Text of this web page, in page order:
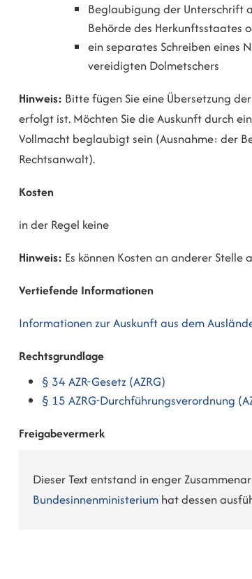
Beglaubigung der Unterschrift
Behörde des Herkunftsstaates
ein separates Schreiben eines
vereidigten Dolmetschers
Hinweis: Bitte fügen Sie eine Übersetzung
erfolgt ist. Möchten Sie die Auskunft durch
Vollmacht beglaubigt sein (Ausnahme: der
Rechtsanwalt).
Kosten
in der Regel keine
Hinweis: Es können Kosten an anderer
Vertiefende Informationen
Informationen zur Auskunft aus dem
Rechtsgrundlage
§ 34 AZR-Gesetz (AZRG)
§ 15 AZRG-Durchführungsverordnung
Freigabevermerk
Dieser Text entstand in enger
Bundesinnenministerium hat dessen